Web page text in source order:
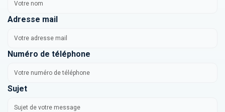
Adresse mail
Numéro de téléphone
Sujet